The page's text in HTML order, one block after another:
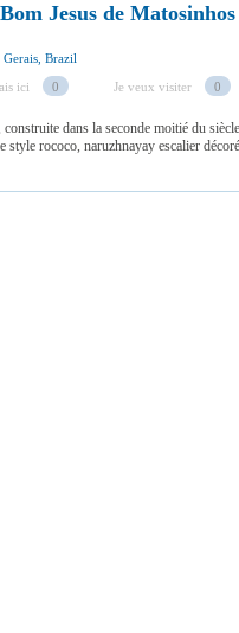
Jesus de Matosinhos
Brazil
ici 0 Je veux visiter 0
dans la seconde moitié du
rococo, naruzhnayay escalier